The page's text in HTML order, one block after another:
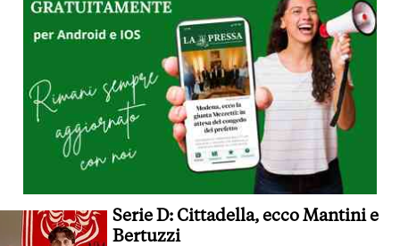
Serie D: Cittadella, ecco Mantini e
Bertuzzi